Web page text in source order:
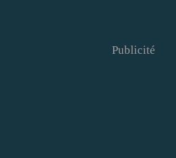
Publicité